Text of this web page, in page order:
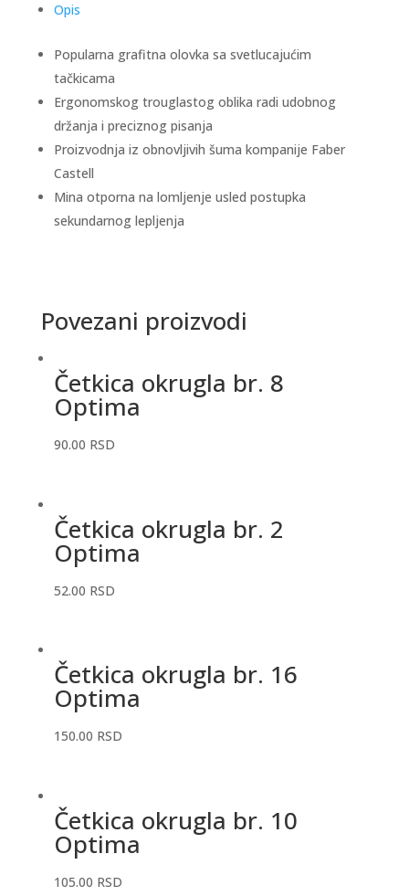
Opis
Popularna grafitna olovka sa svetlucajućim
tačkicama
Ergonomskog trouglastog oblika radi udobnog
držanja i preciznog pisanja
Proizvodnja iz obnovljivih šuma kompanije Faber
Castell
Mina otporna na lomljenje usled postupka
sekundarnog lepljenja
Povezani proizvodi
Četkica okrugla br. 8
Optima
90.00 RSD
Četkica okrugla br. 2
Optima
52.00 RSD
Četkica okrugla br. 16
Optima
150.00 RSD
Četkica okrugla br. 10
Optima
105.00 RSD